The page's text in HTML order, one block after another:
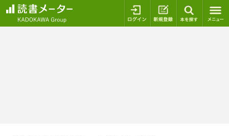
ログイン 新規登録